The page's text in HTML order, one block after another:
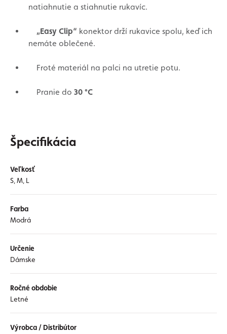
natiahnutie a stiahnutie rukavíc.
„Easy Clip“ konektor drží rukavice spolu, keď ich
nemáte oblečené.
Froté materiál na palci na utretie potu.
Pranie do 30 °C
Špecifikácia
Veľkosť
S, M, L
Farba
Modrá
Určenie
Dámske
Ročné obdobie
Letné
Výrobca / Distribútor